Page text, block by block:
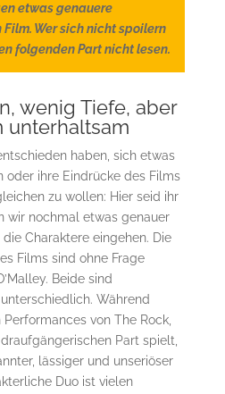
etwas genauere
Wer sich nicht spoilern
folgenden Part nicht lesen.
wenig Tiefe, aber
unterhaltsam
haben, sich etwas
oder ihre Eindrücke des Films
zu wollen: Hier seid ihr
wir nochmal etwas genauer
Charaktere eingehen. Die
Films sind ohne Frage
Beide sind
Während
von The Rock,
Part spielt,
lässiger und unseriöser
Duo ist vielen